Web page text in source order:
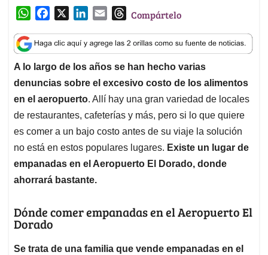
W
a
t
s
A
p
p
c
e
b
o
o
k
n
k
e
d
I
n
a
i
l
T
r
e
a
d
s
Compártelo
A lo largo de los años se han hecho varias
denuncias sobre el excesivo costo de los alimentos
en el aeropuerto. Allí hay una gran variedad de locales
de restaurantes, cafeterías y más, pero si lo que quiere
es comer a un bajo costo antes de su viaje la solución
no está en estos populares lugares. Existe un lugar de
empanadas en el Aeropuerto El Dorado, donde
ahorrará bastante.
Dónde comer empanadas en el Aeropuerto El
Dorado
Se trata de una familia que vende empanadas en el